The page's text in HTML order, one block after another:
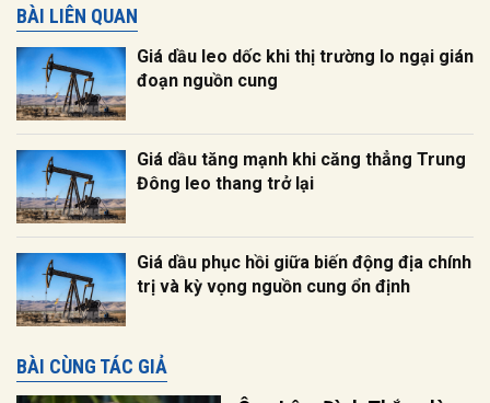
BÀI LIÊN QUAN
Giá dầu leo dốc khi thị trường lo ngại gián
đoạn nguồn cung
Giá dầu tăng mạnh khi căng thẳng Trung
Đông leo thang trở lại
Giá dầu phục hồi giữa biến động địa chính
trị và kỳ vọng nguồn cung ổn định
BÀI CÙNG TÁC GIẢ